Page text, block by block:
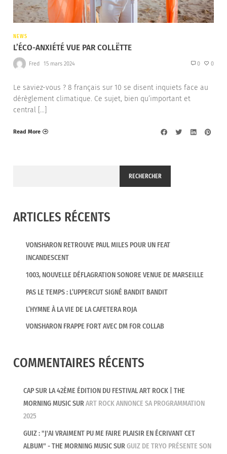
NEWS
L’ÉCO-ANXIÉTÉ VUE PAR COLLËTTE
Fred 15 mars 2024 0 0
Le saviez-vous ? 8 français sur 10 se disent inquiets face au
dérèglement climatique. Ce sujet, bien qu’important et
central […]
Read More
RECHERCHER
ARTICLES RÉCENTS
VONSHARON RETROUVE PAUL MILES POUR UN FEAT
INCANDESCENT
1003, NOUVELLE DÉFLAGRATION SONORE VENUE DE MARSEILLE
PAS LE TEMPS : L’UPPERCUT SIGNÉ BANDIT BANDIT
L’HYMNE À LA VIE DE LA CAFETERA ROJA
VONSHARON FRAPPE FORT AVEC DM FOR COLLAB
COMMENTAIRES RÉCENTS
CAP SUR LA 42ÈME ÉDITION DU FESTIVAL ART ROCK | THE
MORNING MUSICSURART ROCK ANNONCE SA PROGRAMMATION
2025
GUIZ : "J'AI VRAIMENT PU ME FAIRE PLAISIR EN ÉCRIVANT CET
ALBUM" - THE MORNING MUSICSURGUIZ DE TRYO PRÉSENTE SON